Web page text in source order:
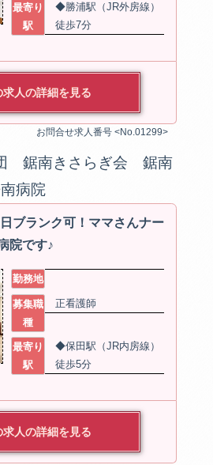
最寄り
駅
◆勝浦駅（JR外房線）
徒歩7分
求人の詳細を見る
お問合せ求人番号 <No.01299>
鋸南きさらぎ会 鋸南
病院
ブランク可！ママさんナー
院です♪
勤務地
募集職
種
正看護師
最寄り
駅
◆保田駅（JR内房線）
徒歩5分
求人の詳細を見る